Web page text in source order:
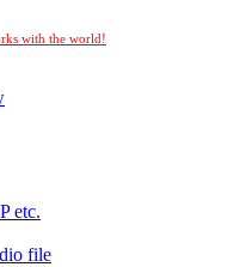
with the world!
etc.
file